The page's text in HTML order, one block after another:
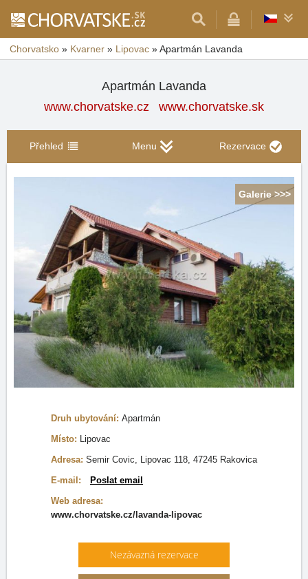
Chorvatsko » Kvarner » Lipovac »Apartmán Lavanda
Apartmán Lavanda
www.chorvatske.cz
www.chorvatske.sk
Přehled Menu Rezervace
Galerie >>>
Druh ubytování: Apartmán
Místo: Lipovac
Adresa: Semir Covic, Lipovac 118, 47245 Rakovica
E-mail:
Poslat email
Web adresa:
www.chorvatske.cz/lavanda-lipovac
Nezávazná rezervace